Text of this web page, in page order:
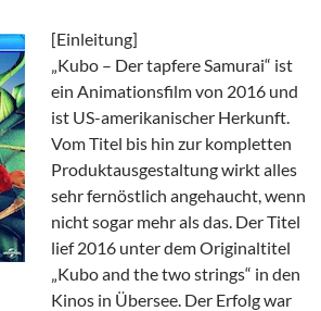
[Einleitung]
„Kubo – Der tapfere Samurai“ ist
ein Animationsfilm von 2016 und
ist US-amerikanischer Herkunft.
Vom Titel bis hin zur kompletten
Produktausgestaltung wirkt alles
sehr fernöstlich angehaucht, wenn
nicht sogar mehr als das. Der Titel
lief 2016 unter dem Originaltitel
„Kubo and the two strings“ in den
Kinos in Übersee. Der Erfolg war